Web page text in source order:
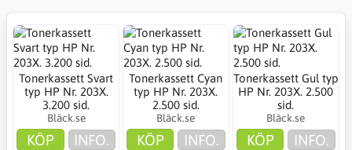
Tonerkassett Svart
typ HP Nr. 203X.
3.200 sid.
Bläck.se
KÖP
INFO.
Tonerkassett Cyan
typ HP Nr. 203X.
2.500 sid.
Bläck.se
KÖP
INFO.
Tonerkassett Gul typ
HP Nr. 203X. 2.500
sid.
Bläck.se
KÖP
INFO.